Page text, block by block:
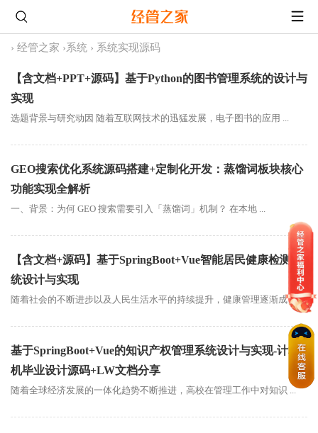
› 经管之家 ›系统 › 系统实现源码
【含文档+PPT+源码】基于Python的图书管理系统的设计与
实现
选题背景与研究动因 随着互联网技术的迅猛发展，电子图书的应用 ...
GEO搜索优化系统源码搭建+定制化开发：蒸馏词板块核心
功能实现全解析
一、背景：为何 GEO 搜索需要引入「蒸馏词」机制？ 在本地 ...
【含文档+源码】基于SpringBoot+Vue智能居民健康检测系
统设计与实现
随着社会的不断进步以及人民生活水平的持续提升，健康管理逐渐成 ...
基于SpringBoot+Vue的知识产权管理系统设计与实现-计算
机毕业设计源码+LW文档分享
随着全球经济发展的一体化趋势不断推进，高校在管理工作中对知识 ...